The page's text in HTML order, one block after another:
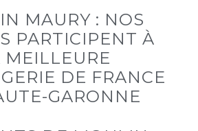
MAURY : NOS
PARTICIPENT À
MEILLEURE
DE FRANCE
GARONNE